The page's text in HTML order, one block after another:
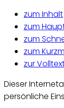
zum Inhalt
zum
zum
zum
zur
Dieser
persönliche